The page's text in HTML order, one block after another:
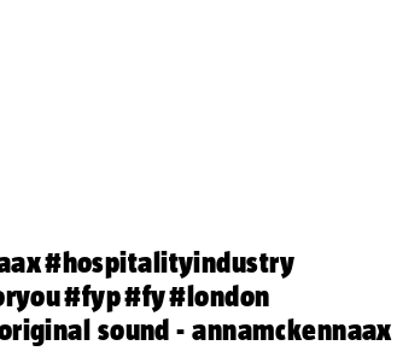
#hospitalityindustry
#fyp#fy#london
sound - annamckennaax